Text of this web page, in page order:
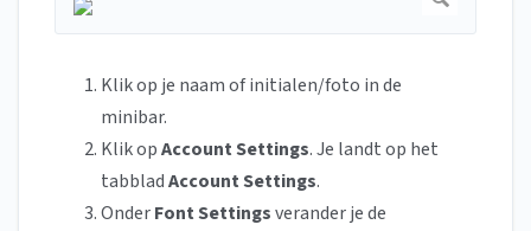
Klik op je naam of initialen/foto in de
minibar.
Klik opAccount Settings. Je landt op het
tabbladAccount Settings.
OnderFont Settingsverander je de